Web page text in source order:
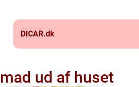
DICAR.dk
mad ud af huset